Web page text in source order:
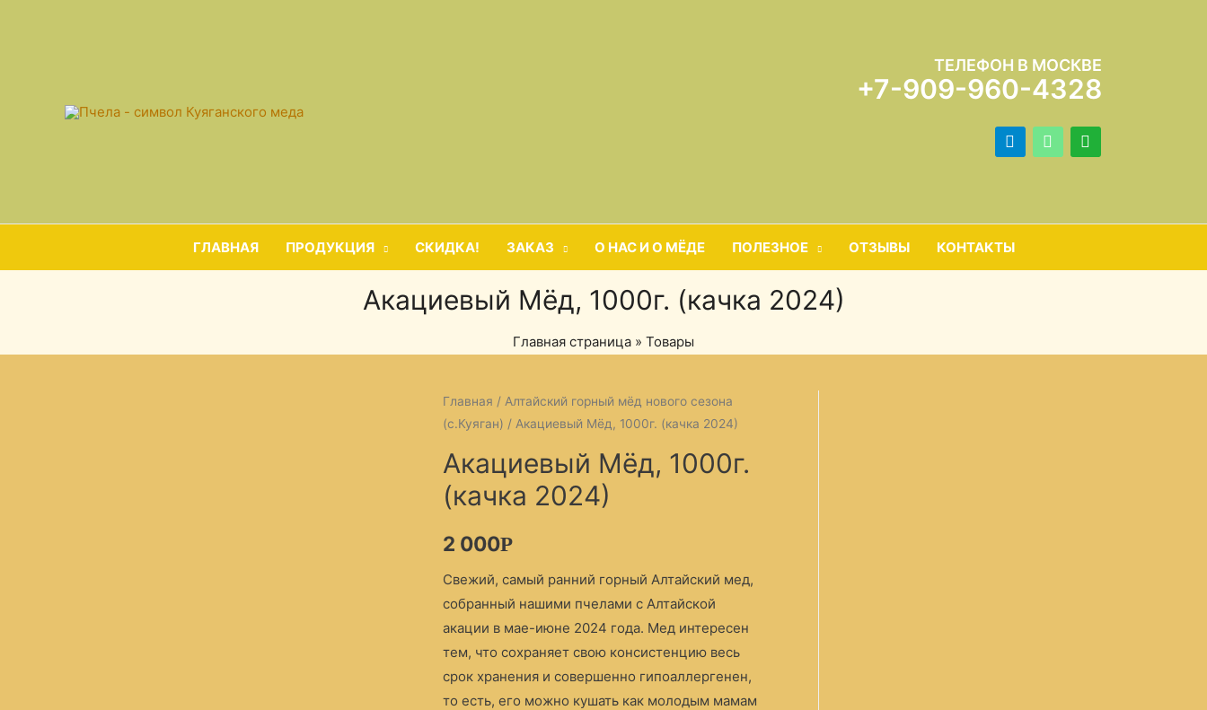
ТЕЛЕФОН В МОСКВЕ
+7-909-960-4328
telegram
mail whatsapp
ГЛАВНАЯ ПРОДУКЦИЯ СКИДКА! ЗАКАЗ О НАС И О МЁДЕ ПОЛЕЗНОЕ ОТЗЫВЫ КОНТАКТЫ
Акациевый Мёд, 1000г. (качка 2024)
Главная страница » Товары
Главная / Алтайский горный мёд нового сезона
(с.Куяган) / Акациевый Мёд, 1000г. (качка 2024)
Акациевый Мёд, 1000г.
(качка 2024)
2 000Р
Свежий, самый ранний горный Алтайский мед,
собранный нашими пчелами с Алтайской
акации в мае-июне 2024 года. Мед интересен
тем, что сохраняет свою консистенцию весь
срок хранения и совершенно гипоаллергенен,
то есть, его можно кушать как молодым мамам